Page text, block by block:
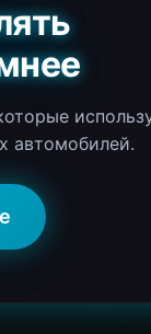
автомобилей.